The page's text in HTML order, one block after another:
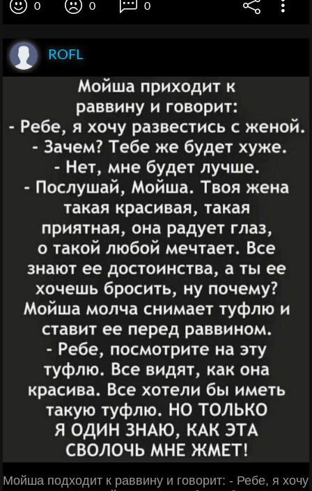
0 0 0
ROFL
Мойша подходит к раввину и говорит: - Ребе, я хочу